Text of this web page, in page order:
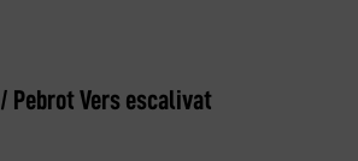
/ Pebrot Vers escalivat